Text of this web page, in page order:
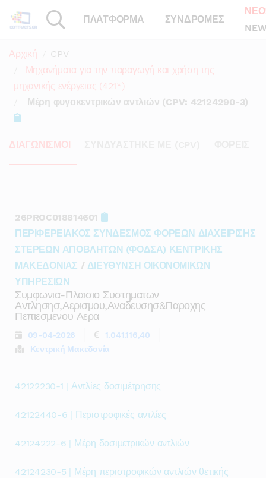
ΠΛΑΤΦΟΡΜΑ ΣΥΝΔΡΟΜΕΣ
Αρχική
CPV
Μηχανήματα για την παραγωγή και χρήση της
μηχανικής ενέργειας (421*)
Μέρη φυγοκεντρικών αντλιών (CPV: 42124290-3)
ΔΙΑΓΩΝΙΣΜΟΙ
26PROC018814601
ΠΕΡΙΦΕΡΕΙΑΚΟΣ ΣΥΝΔΕΣΜΟΣ ΦΟΡΕΩΝ ΔΙΑΧΕΙΡΙΣΗΣ
ΣΤΕΡΕΩΝ ΑΠΟΒΛΗΤΩΝ (ΦΟΔΣΑ) ΚΕΝΤΡΙΚΗΣ
ΜΑΚΕΔΟΝΙΑΣ / ΔΙΕΥΘΥΝΣΗ ΟΙΚΟΝΟΜΙΚΩΝ
ΥΠΗΡΕΣΙΩΝ
Συμφωνια-Πλαισιο Συστηματων
Αντλησησ,αερισμου,αναδευσησ&παροχης
Πεπιεσμενου Αερα
09-04-2026
1.041.116,40
Κεντρική Μακεδονία
42122230-1 | Αντλίες δοσιμέτρησης
42122440-6 | Περιστροφικές αντλίες
42124222-6 | Μέρη δοσιμετρικών αντλιών
42124230-5 | Μέρη περιστροφικών αντλιών θετικής